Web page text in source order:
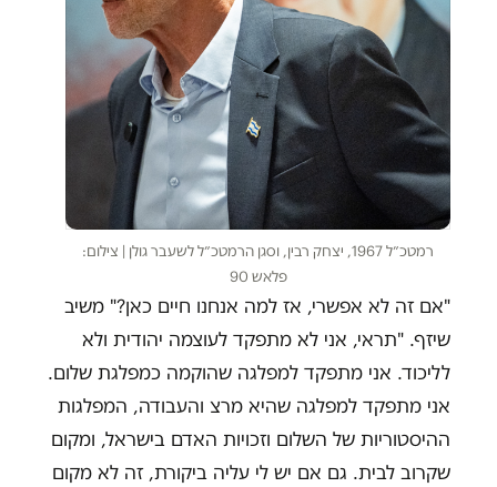
רמטכ״ל 1967, יצחק רבין, וסגן הרמטכ״ל לשעבר גולן | צילום:
פלאש 90
"אם זה לא אפשרי, אז למה אנחנו חיים כאן?" משיב
שיזף. "תראי, אני לא מתפקד לעוצמה יהודית ולא
לליכוד. אני מתפקד למפלגה שהוקמה כמפלגת שלום.
אני מתפקד למפלגה שהיא מרצ והעבודה, המפלגות
ההיסטוריות של השלום וזכויות האדם בישראל, ומקום
שקרוב לבית. גם אם יש לי עליה ביקורת, זה לא מקום